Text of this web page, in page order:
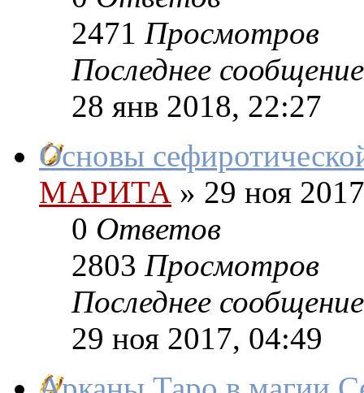
2471 Просмотров
Последнее сообщение
28 янв 2018, 22:27
Основы
МАРИТА » 29 ноя
0 Ответов
2803 Просмотров
Последнее сообщение
29 ноя 2017, 04:49